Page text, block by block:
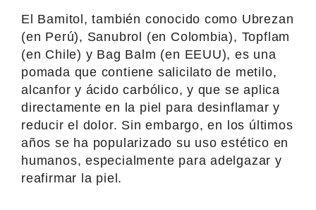
El Bamitol, también conocido como Ubrezan
(en Perú), Sanubrol (en Colombia), Topflam
(en Chile) y Bag Balm (en EEUU), es una
pomada que contiene salicilato de metilo,
alcanfor y ácido carbólico, y que se aplica
directamente en la piel para desinflamar y
reducir el dolor. Sin embargo, en los últimos
años se ha popularizado su uso estético en
humanos, especialmente para adelgazar y
reafirmar la piel.